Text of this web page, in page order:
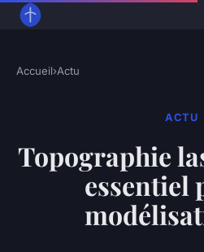
Accueil›Actu
ACTU
Topographie
essentiel